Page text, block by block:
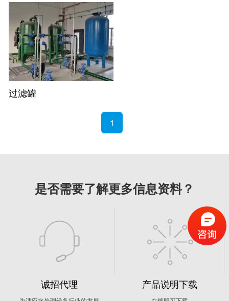
过滤罐
1
是否需要了解更多信息资料？
诚招代理 产品说明下载